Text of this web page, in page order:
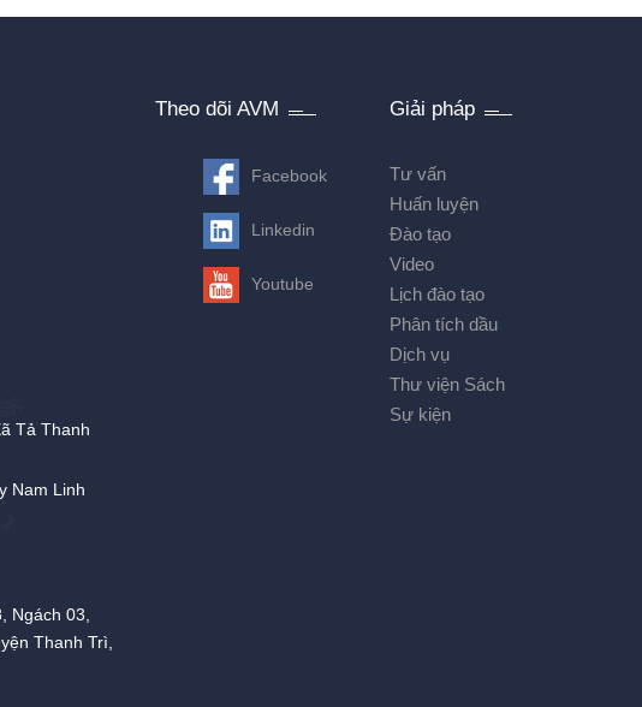
Tả Thanh
Nam Linh
Ngách 03,
Thanh Trì,
Theo dõi AVM
Facebook
Linkedin
Youtube
Giải pháp
Tư vấn
Huấn luyện
Đào tạo
Video
Lịch đào tạo
Phân tích dầu
Dịch vụ
Thư viện Sách
Sự kiện